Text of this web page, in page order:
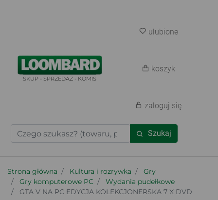
SKUP - SPRZEDAŻ - KOMIS
Szukaj
ulubione
koszyk
zaloguj się
Strona główna Kultura i rozrywka
Gry
Gry komputerowe PC
Wydania pudełkowe
GTA V NA PC EDYCJA KOLEKCJONERSKA 7 X DVD